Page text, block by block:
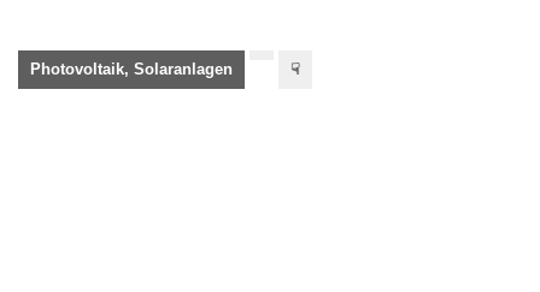
Photovoltaik, Solaranlagen ☟